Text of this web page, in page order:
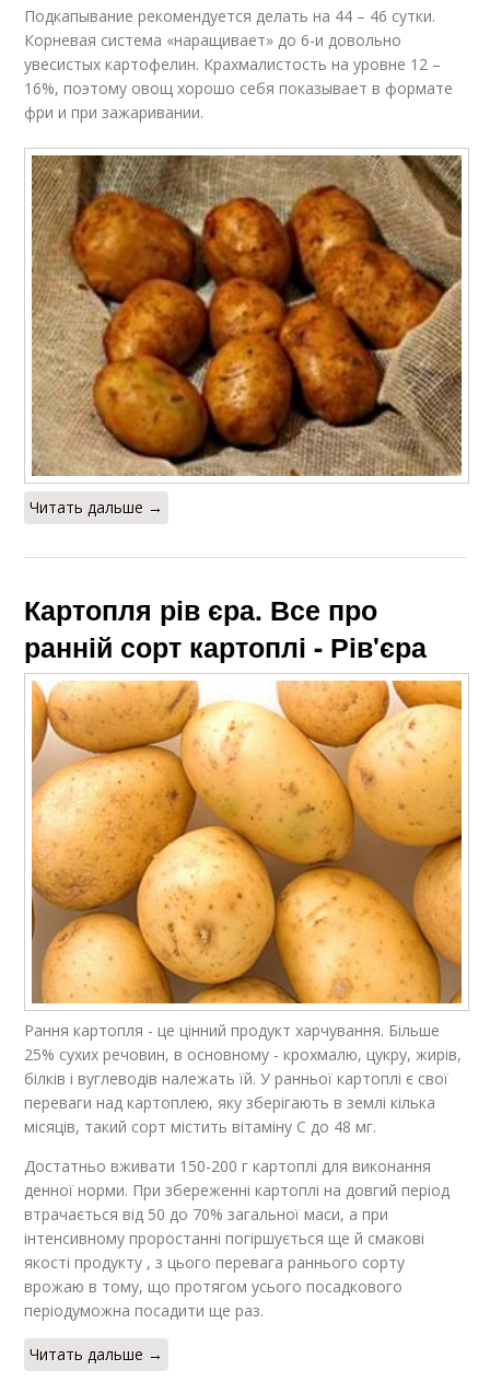
Подкапывание рекомендуется делать на 44 – 46 сутки.
Корневая система «наращивает» до 6-и довольно
увесистых картофелин. Крахмалистость на уровне 12 –
16%, поэтому овощ хорошо себя показывает в формате
фри и при зажаривании.
Читать дальше →
Картопля рів єра. Все про
ранній сорт картоплі - Рів'єра
Рання картопля - це цінний продукт харчування. Більше
25% сухих речовин, в основному - крохмалю, цукру, жирів,
білків і вуглеводів належать їй. У ранньої картоплі є свої
переваги над картоплею, яку зберігають в землі кілька
місяців, такий сорт містить вітаміну C до 48 мг.
Достатньо вживати 150-200 г картоплі для виконання
денної норми. При збереженні картоплі на довгий період
втрачається від 50 до 70% загальної маси, а при
інтенсивному проростанні погіршується ще й смакові
якості продукту , з цього перевага раннього сорту
врожаю в тому, що протягом усього посадкового
періодуможна посадити ще раз.
Читать дальше →